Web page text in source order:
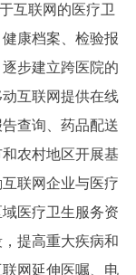
互联网的医疗卫
康档案、检验报
步建立跨医院的
互联网提供在线
查询、药品配送
农村地区开展基
联网企业与医疗
医疗卫生服务资
提高重大疾病和
网延伸医嘱、电